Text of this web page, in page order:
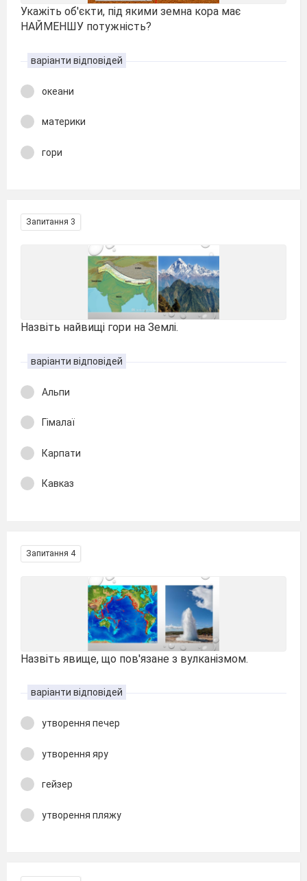
Укажіть об'єкти, під якими земна кора має
НАЙМЕНШУ потужність?
варіанти відповідей
океани
материки
гори
Запитання 3
Назвіть найвищі гори на Землі.
варіанти відповідей
Альпи
Гімалаї
Карпати
Кавказ
Запитання 4
Назвіть явище, що пов'язане з вулканізмом.
варіанти відповідей
утворення печер
утворення яру
гейзер
утворення пляжу